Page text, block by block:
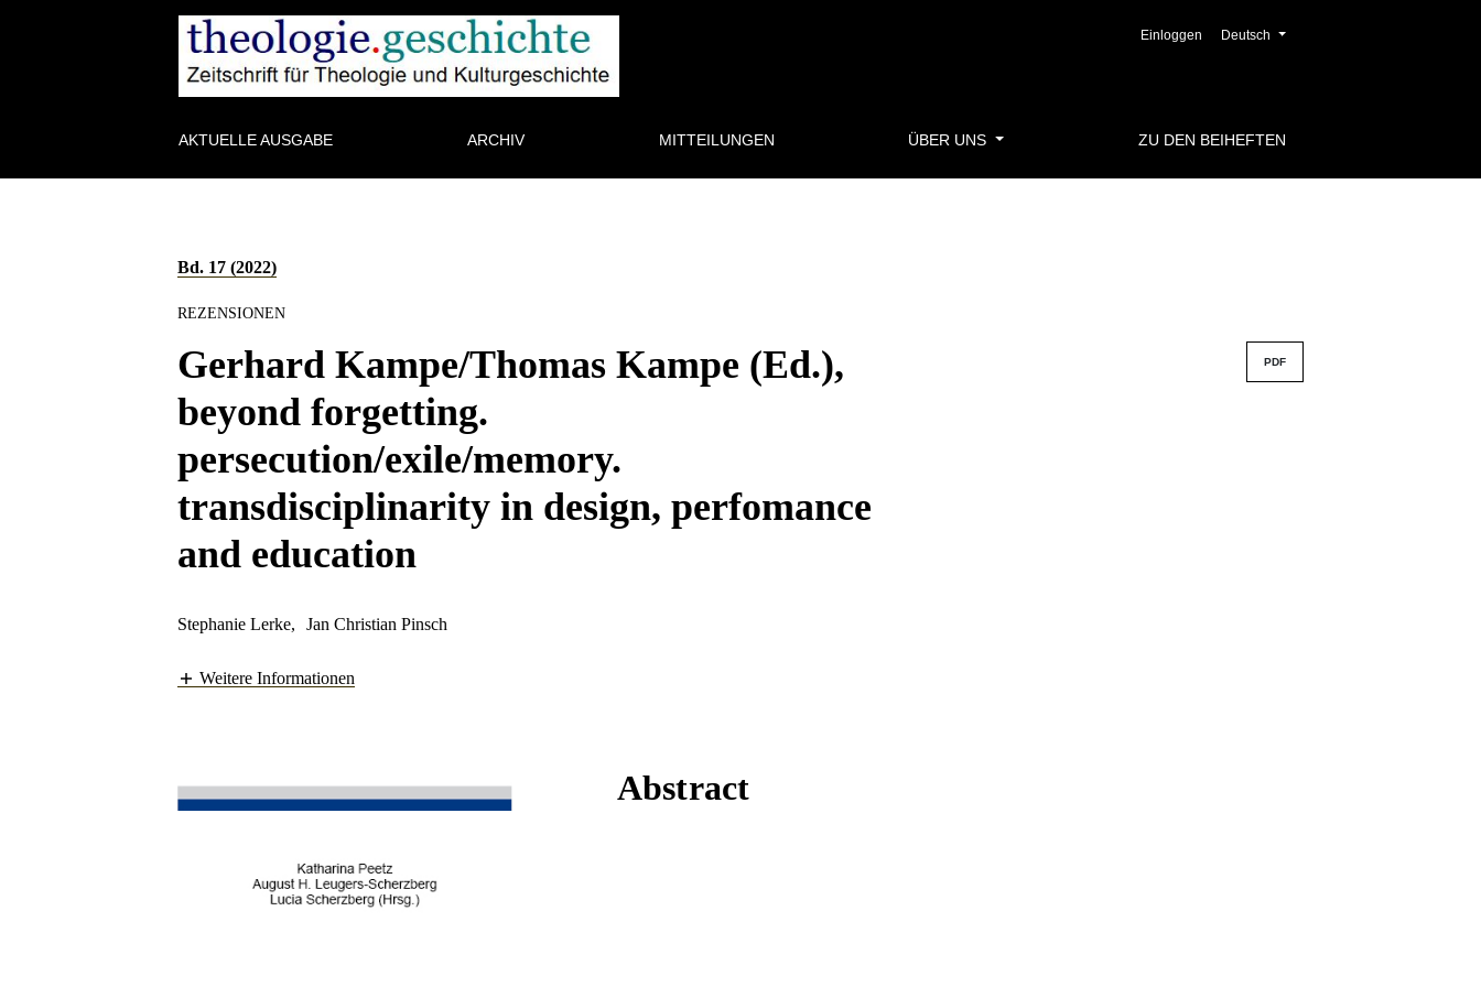
Einloggen Deutsch
AKTUELLE AUSGABE ARCHIV MITTEILUNGEN ÜBER UNS ZU DEN BEIHEFTEN
Bd. 17 (2022)
REZENSIONEN
Gerhard Kampe/Thomas Kampe (Ed.),
beyond forgetting.
persecution/exile/memory.
transdisciplinarity in design, perfomance
and education
PDF
Stephanie Lerke, Jan Christian Pinsch
Weitere Informationen
Abstract